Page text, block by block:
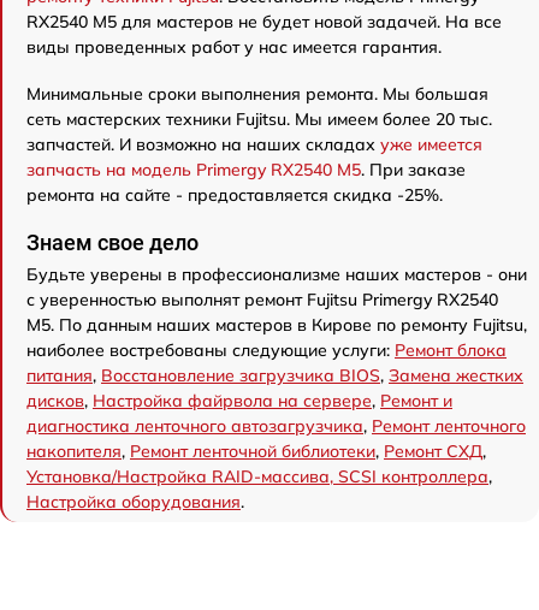
RX2540 M5 для мастеров не будет новой задачей. На все
виды проведенных работ у нас имеется гарантия.
Минимальные сроки выполнения ремонта. Мы большая
сеть мастерских техники Fujitsu. Мы имеем более 20 тыс.
запчастей. И возможно на наших складах уже имеется
запчасть на модель Primergy RX2540 M5. При заказе
ремонта на сайте - предоставляется скидка -25%.
Знаем свое дело
Будьте уверены в профессионализме наших мастеров - они
с уверенностью выполнят ремонт Fujitsu Primergy RX2540
M5. По данным наших мастеров в Кирове по ремонту Fujitsu,
наиболее востребованы следующие услуги: Ремонт блока
питания, Восстановление загрузчика BIOS, Замена жестких
дисков, Настройка файрвола на сервере, Ремонт и
диагностика ленточного автозагрузчика, Ремонт ленточного
накопителя, Ремонт ленточной библиотеки, Ремонт СХД,
Установка/Настройка RAID-массива, SCSI контроллера,
Настройка оборудования.